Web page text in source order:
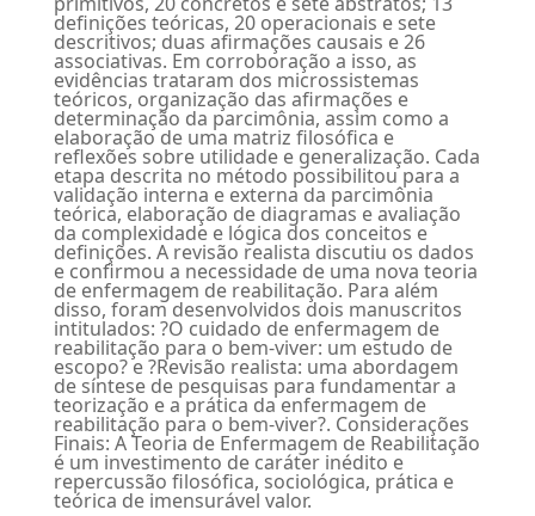
definições teóricas, 20 operacionais e sete
descritivos; duas afirmações causais e 26
associativas. Em corroboração a isso, as
evidências trataram dos microssistemas
teóricos, organização das afirmações e
determinação da parcimônia, assim como a
elaboração de uma matriz filosófica e
reflexões sobre utilidade e generalização. Cada
etapa descrita no método possibilitou para a
validação interna e externa da parcimônia
teórica, elaboração de diagramas e avaliação
da complexidade e lógica dos conceitos e
definições. A revisão realista discutiu os dados
e confirmou a necessidade de uma nova teoria
de enfermagem de reabilitação. Para além
disso, foram desenvolvidos dois manuscritos
intitulados: ?O cuidado de enfermagem de
reabilitação para o bem-viver: um estudo de
escopo? e ?Revisão realista: uma abordagem
de síntese de pesquisas para fundamentar a
teorização e a prática da enfermagem de
reabilitação para o bem-viver?. Considerações
Finais: A Teoria de Enfermagem de Reabilitação
é um investimento de caráter inédito e
repercussão filosófica, sociológica, prática e
teórica de imensurável valor.